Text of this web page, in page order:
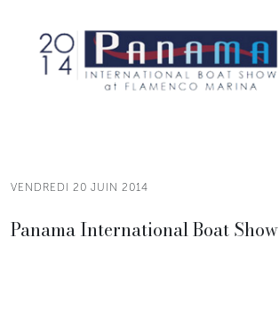
VENDREDI 20 JUIN 2014
Panama International Boat Show